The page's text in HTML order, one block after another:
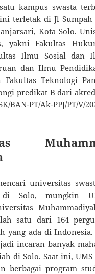
kampus swasta
terletak di Jl Sumpah
Kota Solo.
yakni Fakultas
Ilmu Sosial dan
dan Ilmu
Fakultas Teknologi
predikat B dari
BAN-PT/Ak-PPJ/PT/V/
universitas
Solo, mungkin
satu dari 164
yang ada di Indonesia.
incaran banyak
di Solo. Saat ini,
berbagai program